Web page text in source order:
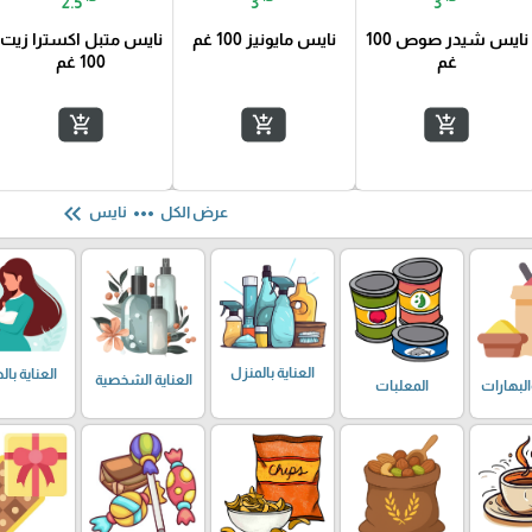
نايس شيدر صوص 100
غم
add_shopping_cart
نايس مايونيز 100 غم
add_shopping_cart
نايس متبل اكسترا زيت
100 غم
add_shopping_cart
عرض الكل more_horiz نايس keyboard_double_arrow_left
المعلبات
العناية بالمنزل العناية الشخصية العناية